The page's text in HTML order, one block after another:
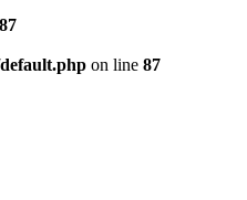
87
on line 87